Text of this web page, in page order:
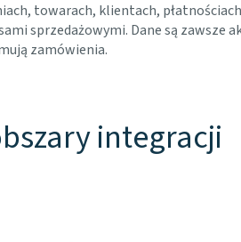
towarach, klientach,
sprzedażowymi. Dane są zawsze
zamówienia.
integracji